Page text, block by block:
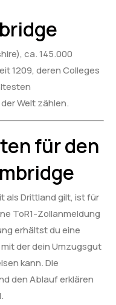
ca. 145.000
1209, deren Colleges
Welt zählen.
für den
als Drittland gilt, ist für
ToR1-Zollanmeldung
erhältst du eine
der dein Umzugsgut
kann. Die
den Ablauf erklären